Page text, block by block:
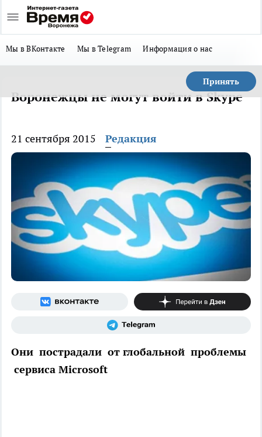
Мы в ВКонтакте Мы в Telegram Информация о нас
Принять
Воронежцы не могут войти в Skype
21 сентября 2015 Редакция
Они пострадали от глобальной проблемы
сервиса Microsoft